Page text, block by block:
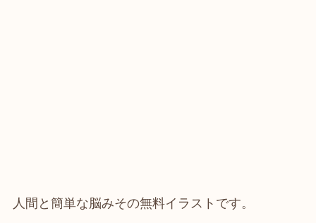
人間と簡単な脳みその無料イラストです。